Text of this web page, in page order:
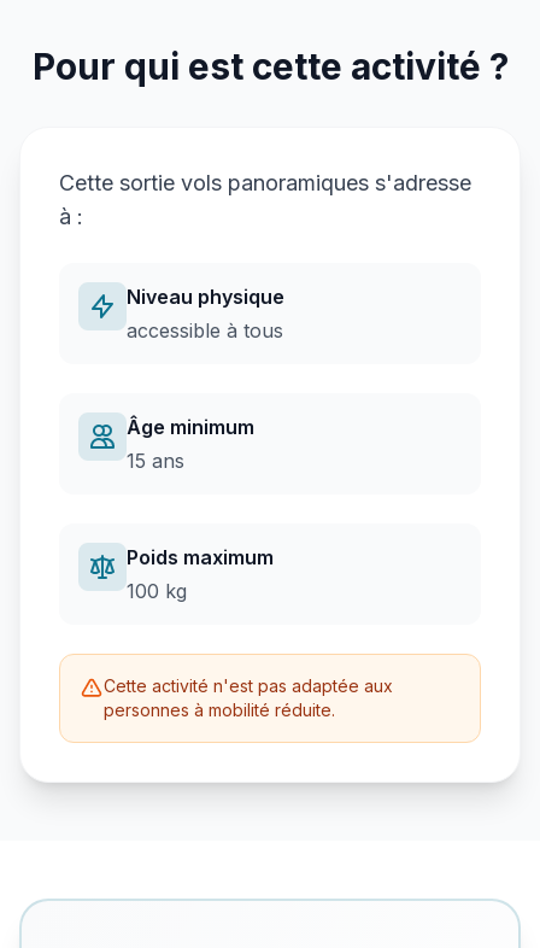
Pour qui est cette activité ?
Cette sortie vols panoramiques s'adresse
à :
Niveau physique
accessible à tous
Âge minimum
15 ans
Poids maximum
100 kg
Cette activité n'est pas adaptée aux
personnes à mobilité réduite.